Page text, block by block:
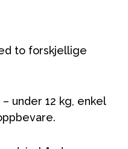
to forskjellige
under 12 kg, enkel